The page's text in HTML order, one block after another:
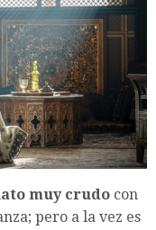
muy crudo con
pero a la vez es